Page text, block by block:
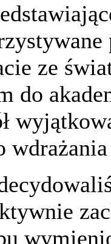
ze
do